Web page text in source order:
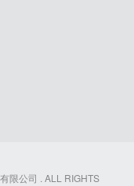
限公司 . ALL RIGHTS